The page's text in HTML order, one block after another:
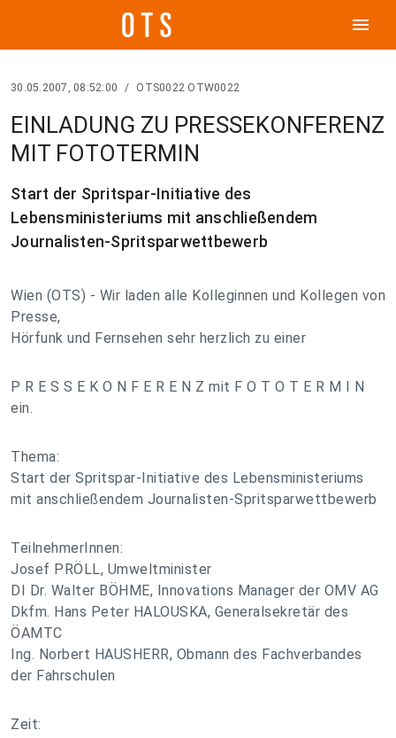
menu
30.05.2007, 08:52:00 / OTS0022 OTW0022
EINLADUNG ZU PRESSEKONFERENZ
MIT FOTOTERMIN
Start der Spritspar-Initiative des
Lebensministeriums mit anschließendem
Journalisten-Spritsparwettbewerb
Wien (OTS) - Wir laden alle Kolleginnen und Kollegen von
Presse,
Hörfunk und Fernsehen sehr herzlich zu einer
P R E S S E K O N F E R E N Z mit F O T O T E R M I N
ein.
Thema:
Start der Spritspar-Initiative des Lebensministeriums
mit anschließendem Journalisten-Spritsparwettbewerb
TeilnehmerInnen:
Josef PRÖLL, Umweltminister
DI Dr. Walter BÖHME, Innovations Manager der OMV AG
Dkfm. Hans Peter HALOUSKA, Generalsekretär des
ÖAMTC
Ing. Norbert HAUSHERR, Obmann des Fachverbandes
der Fahrschulen
Zeit: